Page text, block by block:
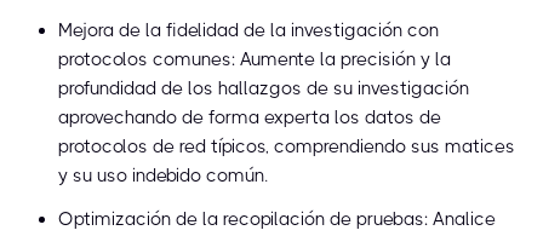
Mejora de la fidelidad de la investigación con
protocolos comunes: Aumente la precisión y la
profundidad de los hallazgos de su investigación
aprovechando de forma experta los datos de
protocolos de red típicos, comprendiendo sus matices
y su uso indebido común.
Optimización de la recopilación de pruebas: Analice